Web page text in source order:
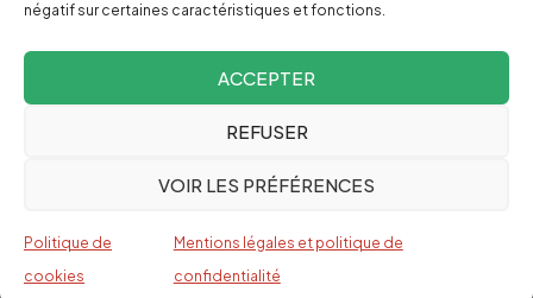
négatif sur certaines caractéristiques et fonctions.
ACCEPTER
REFUSER
VOIR LES PRÉFÉRENCES
Politique de
cookies
Mentions légales et politique de
confidentialité
pour le changer
Espagnol